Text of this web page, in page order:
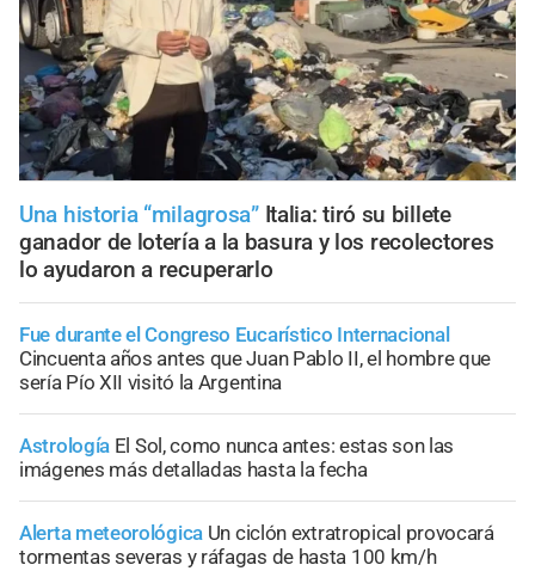
Una historia “milagrosa” Italia: tiró su billete
ganador de lotería a la basura y los recolectores
lo ayudaron a recuperarlo
Fue durante el Congreso Eucarístico Internacional
Cincuenta años antes que Juan Pablo II, el hombre que
sería Pío XII visitó la Argentina
Astrología El Sol, como nunca antes: estas son las
imágenes más detalladas hasta la fecha
Alerta meteorológica Un ciclón extratropical provocará
tormentas severas y ráfagas de hasta 100 km/h